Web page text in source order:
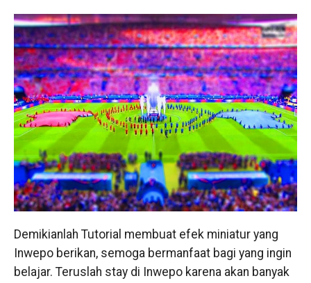
Demikianlah Tutorial membuat efek miniatur yang
Inwepo berikan, semoga bermanfaat bagi yang ingin
belajar. Teruslah stay di Inwepo karena akan banyak